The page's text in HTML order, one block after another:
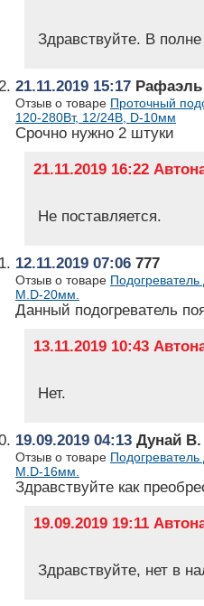
Здравствуйте. В
21.11.2019 15:17 Рафаэль
Отзыв о товаре Проточный
120-280Вт, 12/24В, D-10мм
Срочно нужно 2 штуки
21.11.2019 16:22
Не поставляется.
12.11.2019 07:06 777
Отзыв о товаре
М.D-20мм.
Данный подогреватель
13.11.2019 10:43
Нет.
19.09.2019 04:13 Дунай В.
Отзыв о товаре
М.D-16мм.
Здравствуйте как
19.09.2019 19:11
Здравствуйте, нет в